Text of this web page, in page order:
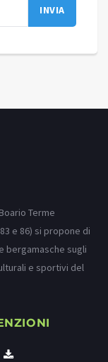
Terme
e 86) si propone di
bergamasche sugli
e sportivi del